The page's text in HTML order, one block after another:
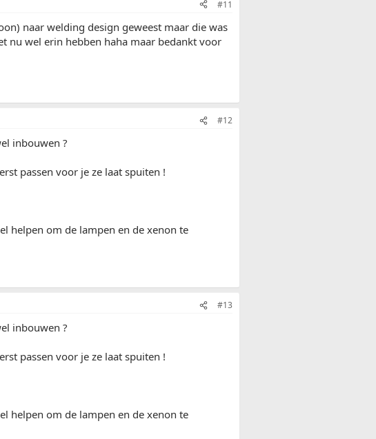
#11
naar welding design geweest maar die was
nu wel erin hebben haha maar bedankt voor
#12
inbouwen ?
passen voor je ze laat spuiten !
helpen om de lampen en de xenon te
#13
inbouwen ?
passen voor je ze laat spuiten !
helpen om de lampen en de xenon te